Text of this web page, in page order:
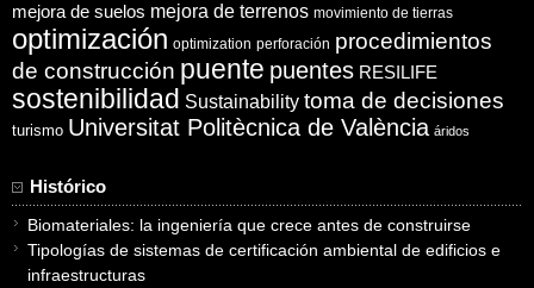
mejora de suelos mejora de terrenos movimiento de tierras
optimización optimization perforación procedimientos
de construcción puente puentes RESILIFE
sostenibilidad Sustainability toma de decisiones
turismo Universitat Politècnica de València áridos
Histórico
Biomateriales: la ingeniería que crece antes de construirse
Tipologías de sistemas de certificación ambiental de edificios e
infraestructuras